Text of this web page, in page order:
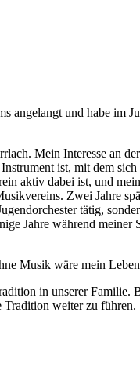
angelangt und habe im
Mein Interesse an
ist, mit dem
aktiv dabei ist, und
Zwei Jahre
tätig,
Jahre während
Musik wäre mein
in unserer
Tradition weiter zu führen.